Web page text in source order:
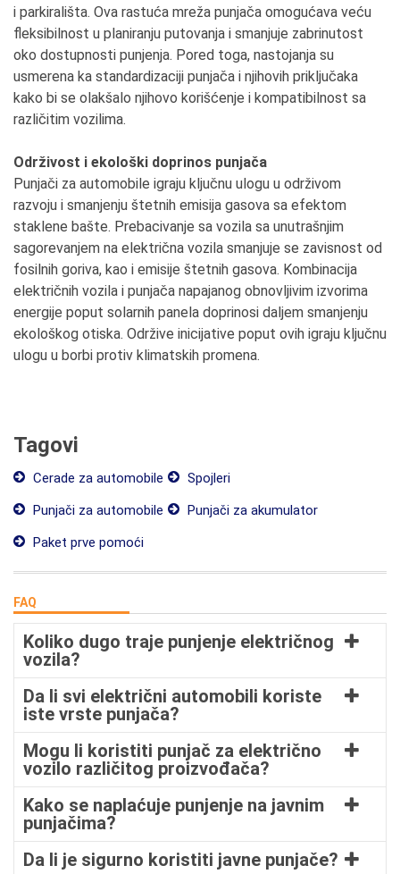
i parkirališta. Ova rastuća mreža punjača omogućava veću
fleksibilnost u planiranju putovanja i smanjuje zabrinutost
oko dostupnosti punjenja. Pored toga, nastojanja su
usmerena ka standardizaciji punjača i njihovih priključaka
kako bi se olakšalo njihovo korišćenje i kompatibilnost sa
različitim vozilima.
Održivost i ekološki doprinos punjača
Punjači za automobile igraju ključnu ulogu u održivom
razvoju i smanjenju štetnih emisija gasova sa efektom
staklene bašte. Prebacivanje sa vozila sa unutrašnjim
sagorevanjem na električna vozila smanjuje se zavisnost od
fosilnih goriva, kao i emisije štetnih gasova. Kombinacija
električnih vozila i punjača napajanog obnovljivim izvorima
energije poput solarnih panela doprinosi daljem smanjenju
ekološkog otiska. Održive inicijative poput ovih igraju ključnu
ulogu u borbi protiv klimatskih promena.
Tagovi
Cerade za automobile
Spojleri
Punjači za automobile
Punjači za akumulator
Paket prve pomoći
FAQ
Koliko dugo traje punjenje električnog
vozila?
Da li svi električni automobili koriste
iste vrste punjača?
Mogu li koristiti punjač za električno
vozilo različitog proizvođača?
Kako se naplaćuje punjenje na javnim
punjačima?
Da li je sigurno koristiti javne punjače?